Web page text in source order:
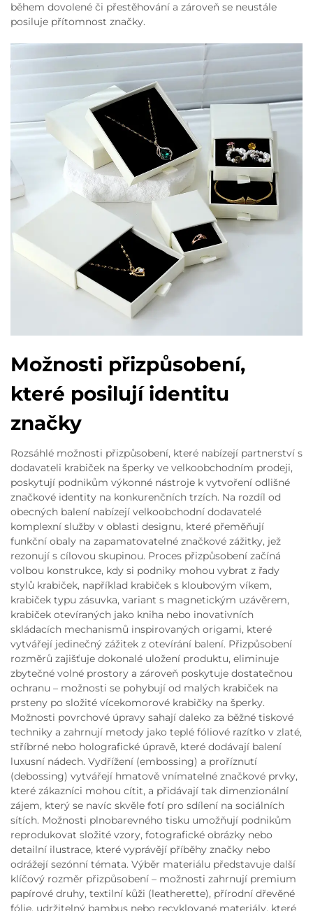
během dovolené či přestěhování a zároveň se neustále
posiluje přítomnost značky.
Možnosti přizpůsobení,
které posilují identitu
značky
Rozsáhlé možnosti přizpůsobení, které nabízejí partnerství s
dodavateli krabiček na šperky ve velkoobchodním prodeji,
poskytují podnikům výkonné nástroje k vytvoření odlišné
značkové identity na konkurenčních trzích. Na rozdíl od
obecných balení nabízejí velkoobchodní dodavatelé
komplexní služby v oblasti designu, které přeměňují
funkční obaly na zapamatovatelné značkové zážitky, jež
rezonují s cílovou skupinou. Proces přizpůsobení začíná
volbou konstrukce, kdy si podniky mohou vybrat z řady
stylů krabiček, například krabiček s kloubovým víkem,
krabiček typu zásuvka, variant s magnetickým uzávěrem,
krabiček otevíraných jako kniha nebo inovativních
skládacích mechanismů inspirovaných origami, které
vytvářejí jedinečný zážitek z otevírání balení. Přizpůsobení
rozměrů zajišťuje dokonalé uložení produktu, eliminuje
zbytečné volné prostory a zároveň poskytuje dostatečnou
ochranu – možnosti se pohybují od malých krabiček na
prsteny po složité vícekomorové krabičky na šperky.
Možnosti povrchové úpravy sahají daleko za běžné tiskové
techniky a zahrnují metody jako teplé fóliové razítko v zlaté,
stříbrné nebo holografické úpravě, které dodávají balení
luxusní nádech. Vydřížení (embossing) a proříznutí
(debossing) vytvářejí hmatově vnímatelné značkové prvky,
které zákazníci mohou cítit, a přidávají tak dimenzionální
zájem, který se navíc skvěle fotí pro sdílení na sociálních
sítích. Možnosti plnobarevného tisku umožňují podnikům
reprodukovat složité vzory, fotografické obrázky nebo
detailní ilustrace, které vyprávějí příběhy značky nebo
odrážejí sezónní témata. Výběr materiálu představuje další
klíčový rozměr přizpůsobení – možnosti zahrnují premium
papírové druhy, textilní kůži (leatherette), přírodní dřevěné
fólie, udržitelný bambus nebo recyklované materiály, které